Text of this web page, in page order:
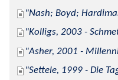
Nash; Boyd;
Kolligs, 2003 -
Asher, 2001 -
Settele, 1999 - Die